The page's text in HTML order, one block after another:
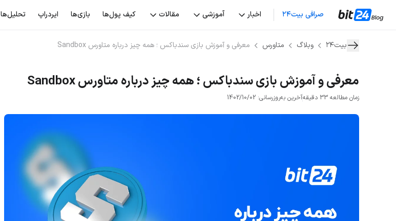
صرافی بیت۲۴ اخبار آموزشی مقالات کیف پول‌ها بازی‌ها ایردراپ تحلیل‌ها
بیت۲۴ وبلاگ متاورس معرفی و آموزش بازی سندباکس ؛ همه چیز درباره متاورس Sandbox
معرفی و آموزش بازی سندباکس ؛ همه چیز درباره متاورس Sandbox
زمان مطالعه 33 دقیقه آخرین به‌روزرسانی: 1402/10/02